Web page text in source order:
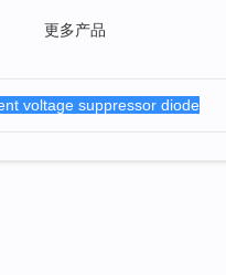
更多产品